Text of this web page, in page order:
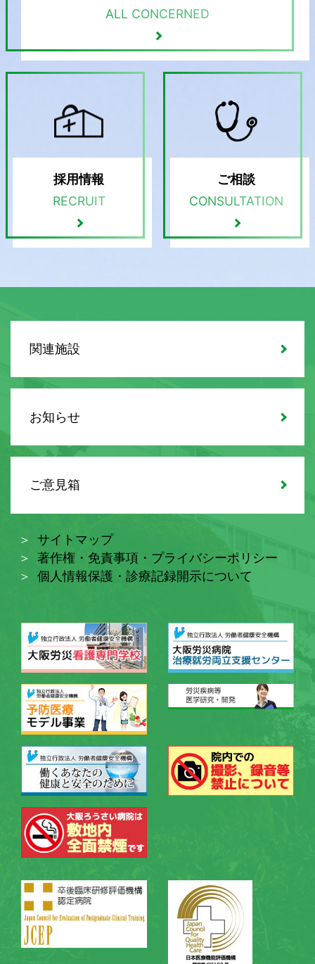
ALL CONCERNED
採用情報
RECRUIT
ご相談
CONSULTATION
関連施設
お知らせ
ご意見箱
サイトマップ
著作権・免責事項・プライバシーポリシー
個人情報保護・診療記録開示について